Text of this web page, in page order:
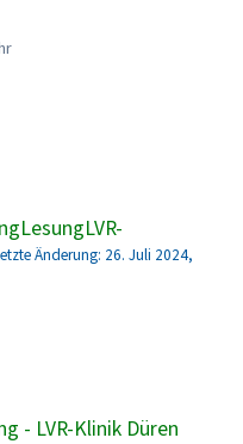
Änderung: 26. Juli 2024,
- LVR-Klinik Düren